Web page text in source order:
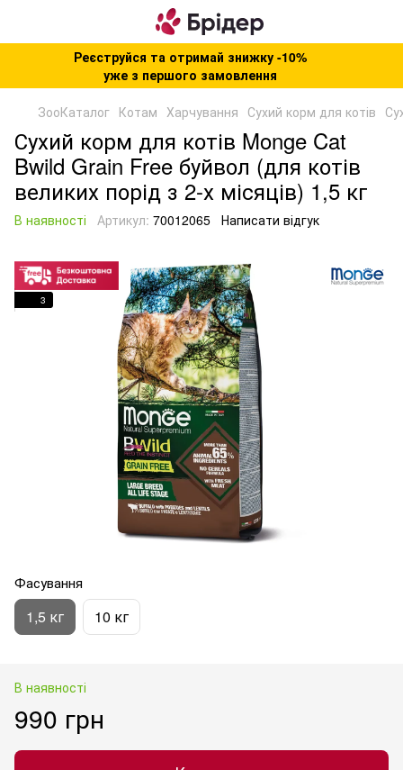
Реєструйся та отримай знижку -10%
уже з першого замовлення
ЗооКаталог Котам Харчування Сухий корм для котів
Сухий корм для котів Monge Cat
Bwild Grain Free буйвол (для котів
великих порід з 2-х місяців) 1,5 кг
В наявності Артикул: 70012065 Написати відгук
3
Фасування
1,5 кг 10 кг
В наявності
990 грн